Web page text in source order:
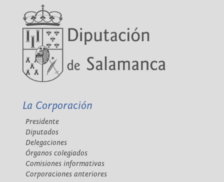
La Corporación
Presidente
Diputados
Delegaciones
Órganos colegiados
Comisiones informativas
Corporaciones anteriores